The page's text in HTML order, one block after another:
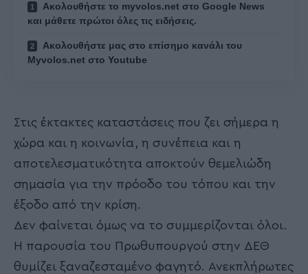
Ακολουθήστε το myvolos.net στο Google News
και μάθετε πρώτοι όλες τις ειδήσεις.
Ακολουθήστε μας στο επίσημο κανάλι του
Myvolos.net στο Youtube
Στις έκτακτες καταστάσεις που ζει σήμερα η
χώρα και η κοινωνία, η συνέπεια και η
αποτελεσματικότητα αποκτούν θεμελιώδη
σημασία για την πρόοδο του τόπου και την
έξοδο από την κρίση.
Δεν φαίνεται όμως να το συμμερίζονται όλοι.
Η παρουσία του Πρωθυπουργού στην ΔΕΘ
θυμίζει ξαναζεσταμένο φαγητό. Ανεκπλήρωτες